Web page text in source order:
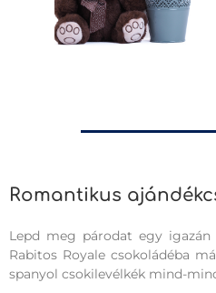
Romantikus
Lepd meg párodat egy
Rabitos Royale csokoládéba
spanyol csokilevélkék mind-